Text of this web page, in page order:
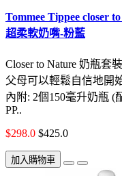
Tommee Tippee closer
超柔軟奶嘴-粉藍
Closer to Nature 奶瓶套
父母可以輕鬆自信地開
內附: 2個150毫升奶瓶 (
PP..
$298.0 $425.0
加入購物車